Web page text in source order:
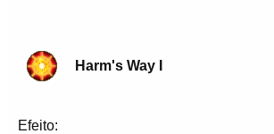
Harm's Way I
Efeito: